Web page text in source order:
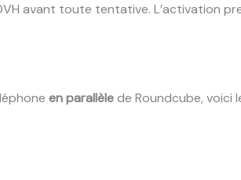
avant toute tentative. L’activation
en parallèlede Roundcube, voici